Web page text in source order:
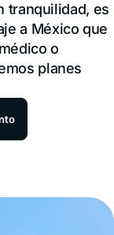
tranquilidad, es
a México que
o
planes